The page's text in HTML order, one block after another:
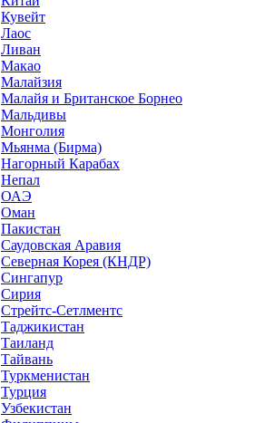
Кувейт
Лаос
Ливан
Макао
Малайзия
Малайя и Британское Борнео
Мальдивы
Монголия
Мьянма (Бирма)
Нагорный Карабах
Непал
ОАЭ
Оман
Пакистан
Саудовская Аравия
Северная Корея (КНДР)
Сингапур
Сирия
Стрейтс-Сетлментс
Таджикистан
Таиланд
Тайвань
Туркменистан
Турция
Узбекистан